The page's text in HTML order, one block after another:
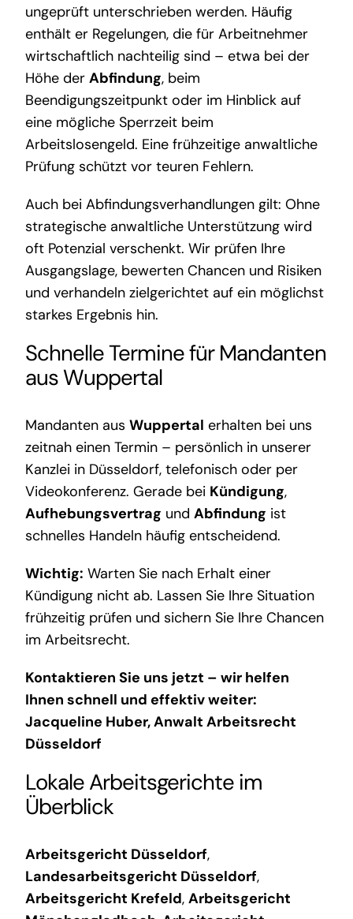
ungeprüft unterschrieben werden. Häufig
enthält er Regelungen, die für Arbeitnehmer
wirtschaftlich nachteilig sind – etwa bei der
Höhe der Abfindung, beim
Beendigungszeitpunkt oder im Hinblick auf
eine mögliche Sperrzeit beim
Arbeitslosengeld. Eine frühzeitige anwaltliche
Prüfung schützt vor teuren Fehlern.
Auch bei Abfindungsverhandlungen gilt: Ohne
strategische anwaltliche Unterstützung wird
oft Potenzial verschenkt. Wir prüfen Ihre
Ausgangslage, bewerten Chancen und Risiken
und verhandeln zielgerichtet auf ein möglichst
starkes Ergebnis hin.
Schnelle Termine für Mandanten
aus Wuppertal
Mandanten aus Wuppertal erhalten bei uns
zeitnah einen Termin – persönlich in unserer
Kanzlei in Düsseldorf, telefonisch oder per
Videokonferenz. Gerade bei Kündigung,
Aufhebungsvertrag und Abfindung ist
schnelles Handeln häufig entscheidend.
Wichtig: Warten Sie nach Erhalt einer
Kündigung nicht ab. Lassen Sie Ihre Situation
frühzeitig prüfen und sichern Sie Ihre Chancen
im Arbeitsrecht.
Kontaktieren Sie uns jetzt – wir helfen
Ihnen schnell und effektiv weiter:
Jacqueline Huber,Anwalt Arbeitsrecht
Düsseldorf
Lokale Arbeitsgerichte im
Überblick
Arbeitsgericht Düsseldorf,
Landesarbeitsgericht Düsseldorf,
Arbeitsgericht Krefeld, Arbeitsgericht